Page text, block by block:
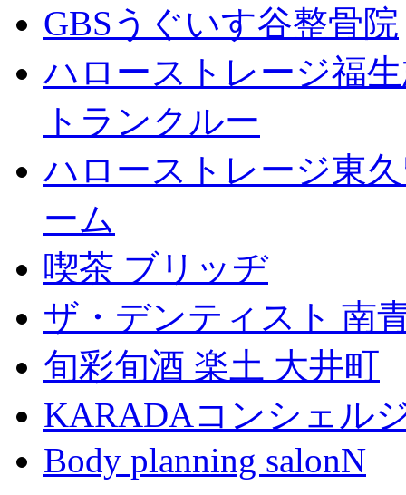
GBSうぐいす谷整骨院
ハローストレージ福
トランクルー
ハローストレージ東
ーム
喫茶 ブリッヂ
ザ・デンティスト 南
旬彩旬酒 楽土 大井町
KARADAコンシェル
Body planning salonN